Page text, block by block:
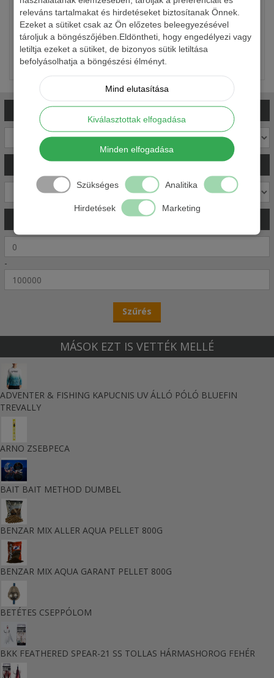
releváns tartalmakat és hirdetéseket biztosítanak Önnek.
Ezeket a sütiket csak az Ön előzetes beleegyezésével
tároljuk a böngészőjében.Eldöntheti, hogy engedélyezi vagy
letiltja ezeket a sütiket, de bizonyos sütik letiltása
befolyásolhatja a böngészési élményt.
Mind elutasítása
Kiválasztottak elfogadása
Minden elfogadása
Szükséges Analitika
Hirdetések Marketing
1 560 Ft-tól
Részletek
SZŰRÉSMÁRKÁKRA
SZŰRÉSKATEGÓRIÁKRA
SZŰRÉSÁRSZERINT
-
MÁSOK EZT IS VETTÉK MELLÉ
ADVENTER & FISHING KAPUCNIS UV ÁLLÓ PÓLÓ BLUEFIN
TREVALLY
ARNO ZSEBPECA
BAIT BAIT METHOD DUMBEL
BENZAR MIX ALLER AQUA PELLET 800G
BENZAR MIX AQUA GARANT PELLET 800G
BETÉTES CSEPPÓLOM
BKK FEATHERED SPEAR-21 SS TOLLAS HÁRMASHOROG FEHÉR